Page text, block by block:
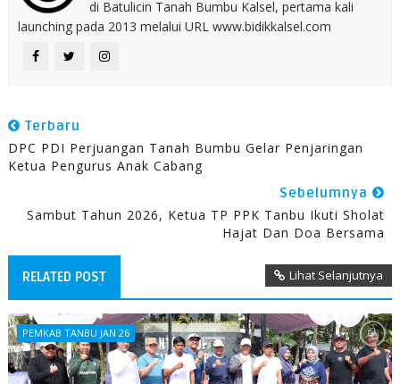
di Batulicin Tanah Bumbu Kalsel, pertama kali
launching pada 2013 melalui URL www.bidikkalsel.com
Terbaru
DPC PDI Perjuangan Tanah Bumbu Gelar Penjaringan
Ketua Pengurus Anak Cabang
Sebelumnya
Sambut Tahun 2026, Ketua TP PPK Tanbu Ikuti Sholat
Hajat Dan Doa Bersama
RELATED POST Lihat Selanjutnya
PEMKAB TANBU JAN 26